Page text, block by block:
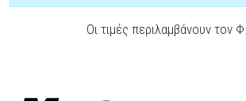
Οι τιμές περιλαμβάνουν τον